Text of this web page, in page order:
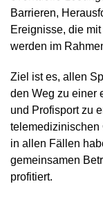
Barrieren,
Ereignisse, die
werden im
Ziel ist es, allen
den Weg zu einer
und Profisport zu
telemedizinischen
in allen Fällen
gemeinsamen
profitiert.